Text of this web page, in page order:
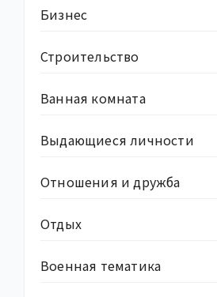
Бизнес
Строительство
Ванная комната
Выдающиеся личности
Отношения и дружба
Отдых
Военная тематика